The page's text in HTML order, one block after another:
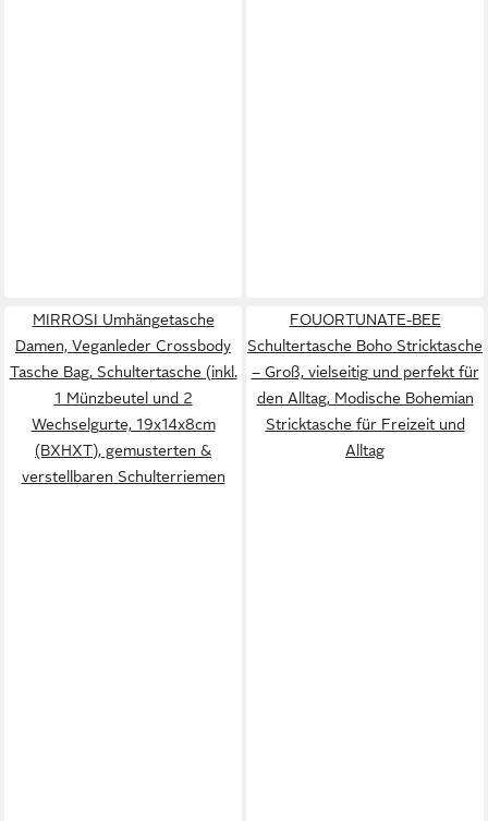
MIRROSI Umhängetasche
Damen, Veganleder Crossbody
Tasche Bag, Schultertasche (inkl.
1 Münzbeutel und 2
Wechselgurte, 19x14x8cm
(BXHXT), gemusterten &
verstellbaren Schulterriemen
FOUORTUNATE-BEE
Schultertasche Boho Stricktasche
– Groß, vielseitig und perfekt für
den Alltag, Modische Bohemian
Stricktasche für Freizeit und
Alltag